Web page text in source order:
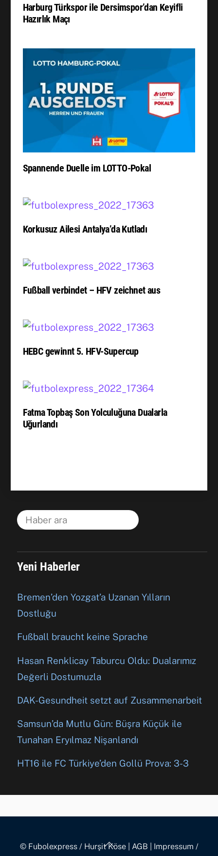
Harburg Türkspor ile Dersimspor’dan Keyifli
Hazırlık Maçı
Spannende Duelle im LOTTO-Pokal
Korkusuz Ailesi Antalya’da Kutladı
Fußball verbindet – HFV zeichnet aus
HEBC gewinnt 5. HFV-Supercup
Fatma Topbaş Son Yolculuğuna Dualarla
Uğurlandı
Yeni Haberler
Bremen’den Yozgat’a Uzanan Yılların
Dostluğu
Fußball braucht keine Sprache
Hasan Renklicay Taburcu Oldu: Dualarımız
Değerli Dostumuzla
DAK-Gesundheit setzt auf Zusammenarbeit
Samsun’da Mutlu Gün: Büşra Küçük ile
Tunahan Eryılmaz Nişanlandı
HT16 ile FC Türkiye’den Gollü Prova: 3-3
Back
© Fubolexpress / Hurşit Köse| AGB
Impressum /